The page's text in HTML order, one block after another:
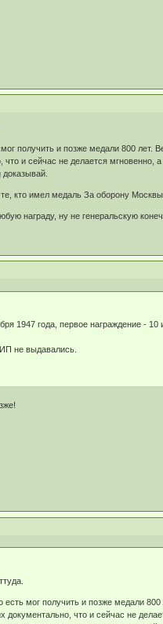
получить и позже медали 800 лет.
и сейчас не делается мгновенно,
кто имел медаль За оборону
награду, ну не генеральскую
1947 года, первое награждение -
не выдавались.
мог получить и позже медали
что и сейчас не